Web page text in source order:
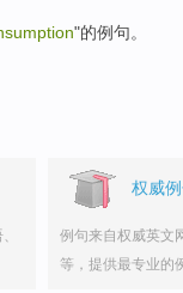
"的例句。
权威
例句来自权威英文
等，提供最专业的